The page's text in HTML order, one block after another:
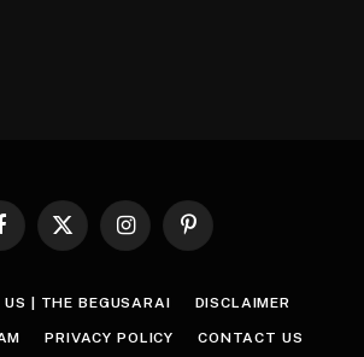
Facebook
X
InstagramPinterest
US | THE BEGUSARAI DISCLAIMER
PRIVACY POLICY CONTACT US